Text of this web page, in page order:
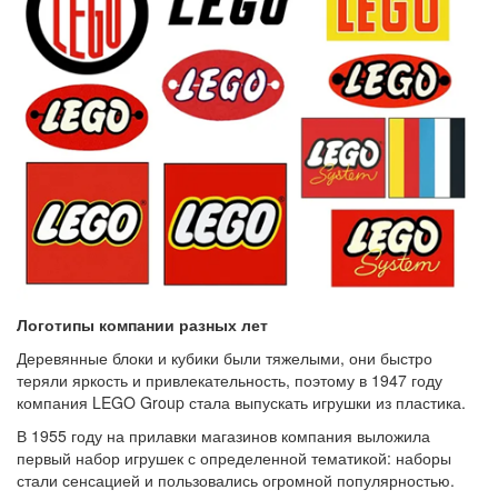
Логотипы компании разных лет
Деревянные блоки и кубики были тяжелыми, они быстро
теряли яркость и привлекательность, поэтому в 1947 году
компания LEGO Group стала выпускать игрушки из пластика.
В 1955 году на прилавки магазинов компания выложила
первый набор игрушек с определенной тематикой: наборы
стали сенсацией и пользовались огромной популярностью.